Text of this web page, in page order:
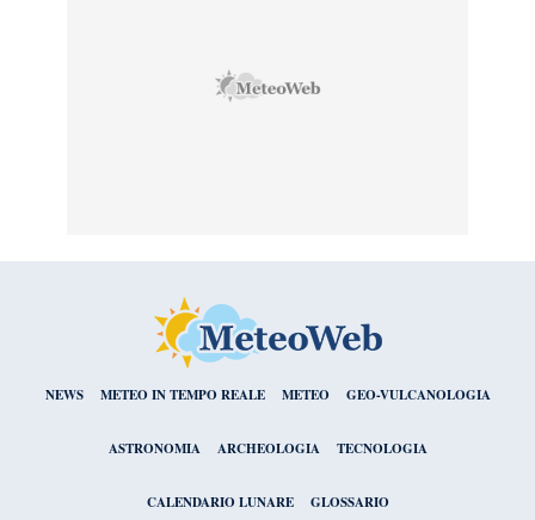
NEWS METEO IN TEMPO REALE METEO GEO-VULCANOLOGIA
ASTRONOMIA ARCHEOLOGIA TECNOLOGIA
CALENDARIO LUNARE GLOSSARIO